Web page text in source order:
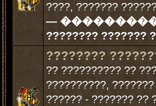
????, ???????
—
???????? ???????
????????
?? ?????????? ??
??????????,
?????? - ??????? ??